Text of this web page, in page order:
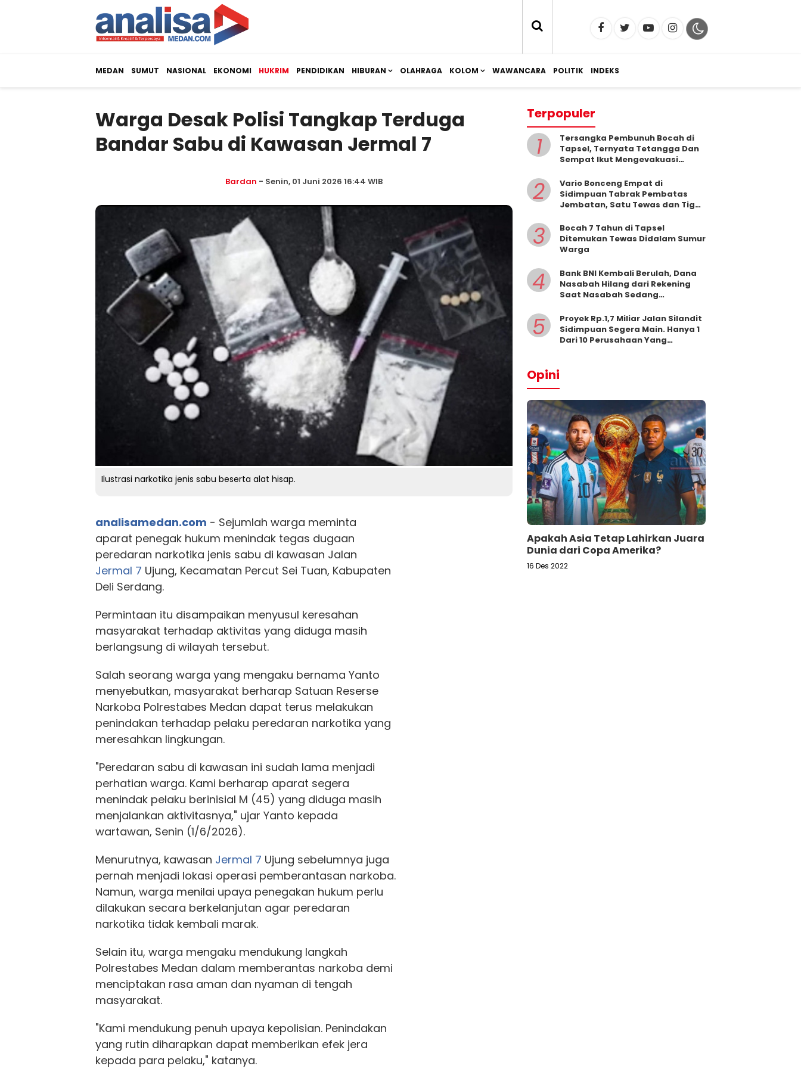
MEDAN SUMUT NASIONAL EKONOMI HUKRIM PENDIDIKAN HIBURAN OLAHRAGA KOLOM WAWANCARA POLITIK INDEKS
Warga Desak Polisi Tangkap Terduga
Bandar Sabu di Kawasan Jermal 7
Bardan - Senin, 01 Juni 2026 16:44 WIB
Ilustrasi narkotika jenis sabu beserta alat hisap.
analisamedan.com - Sejumlah warga meminta
aparat penegak hukum menindak tegas dugaan
peredaran narkotika jenis sabu di kawasan Jalan
Jermal 7 Ujung, Kecamatan Percut Sei Tuan, Kabupaten
Deli Serdang.
Permintaan itu disampaikan menyusul keresahan
masyarakat terhadap aktivitas yang diduga masih
berlangsung di wilayah tersebut.
Salah seorang warga yang mengaku bernama Yanto
menyebutkan, masyarakat berharap Satuan Reserse
Narkoba Polrestabes Medan dapat terus melakukan
penindakan terhadap pelaku peredaran narkotika yang
meresahkan lingkungan.
"Peredaran sabu di kawasan ini sudah lama menjadi
perhatian warga. Kami berharap aparat segera
menindak pelaku berinisial M (45) yang diduga masih
menjalankan aktivitasnya," ujar Yanto kepada
wartawan, Senin (1/6/2026).
Menurutnya, kawasan Jermal 7 Ujung sebelumnya juga
pernah menjadi lokasi operasi pemberantasan narkoba.
Namun, warga menilai upaya penegakan hukum perlu
dilakukan secara berkelanjutan agar peredaran
narkotika tidak kembali marak.
Selain itu, warga mengaku mendukung langkah
Polrestabes Medan dalam memberantas narkoba demi
menciptakan rasa aman dan nyaman di tengah
masyarakat.
"Kami mendukung penuh upaya kepolisian. Penindakan
yang rutin diharapkan dapat memberikan efek jera
kepada para pelaku," katanya.
Terpopuler
1
Tersangka Pembunuh Bocah di
Tapsel, Ternyata Tetangga Dan
Sempat Ikut Mengevakuasi
2
Vario Bonceng Empat di
Sidimpuan Tabrak Pembatas
Jembatan, Satu Tewas dan Tiga
3
Bocah 7 Tahun di Tapsel
Ditemukan Tewas Didalam Sumur
Warga
4
Bank BNI Kembali Berulah, Dana
Nasabah Hilang dari Rekening
Saat Nasabah Sedang
5
Proyek Rp.1,7 Miliar Jalan Silandit
Sidimpuan Segera Main. Hanya 1
Dari 10 Perusahaan Yang
Opini
Apakah Asia Tetap Lahirkan Juara
Dunia dari Copa Amerika?
16 Des 2022